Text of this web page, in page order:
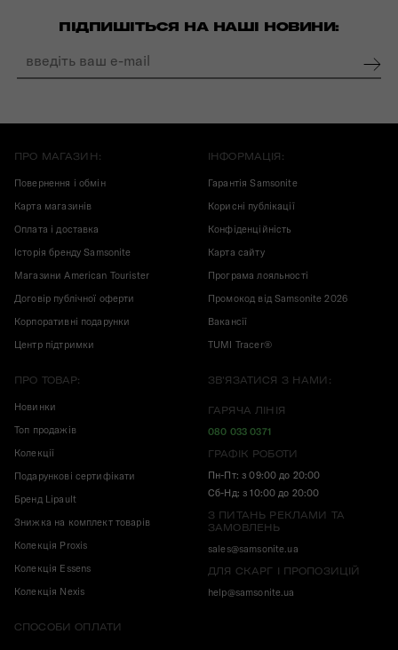
ПІДПИШІТЬСЯ НА НАШІ НОВИНИ:
ПРО МАГАЗИН:
Повернення і обмін
Карта магазинів
Оплата і доставка
Історія бренду Samsonite
Магазини American Tourister
Договір публічної оферти
Корпоративні подарунки
Центр підтримки
ІНФОРМАЦІЯ:
Гарантія Samsonite
Корисні публікації
Конфіденційність
Карта сайту
Програма лояльності
Промокод від Samsonite 2026
Вакансії
TUMI Tracer®
ПРО ТОВАР:
Новинки
Топ продажів
Колекції
Подарункові сертифікати
Бренд Lipault
Знижка на комплект товарів
Колекція Proxis
Колекція Essens
Колекція Nexis
ЗВ'ЯЗАТИСЯ З НАМИ:
ГАРЯЧА ЛІНІЯ
080 033 0371
ГРАФІК РОБОТИ
Пн-Пт: з 09:00 до 20:00
Сб-Нд: з 10:00 до 20:00
З ПИТАНЬ РЕКЛАМИ ТА
ЗАМОВЛЕНЬ
sales@samsonite.ua
ДЛЯ СКАРГ І ПРОПОЗИЦІЙ
help@samsonite.ua
СПОСОБИ ОПЛАТИ